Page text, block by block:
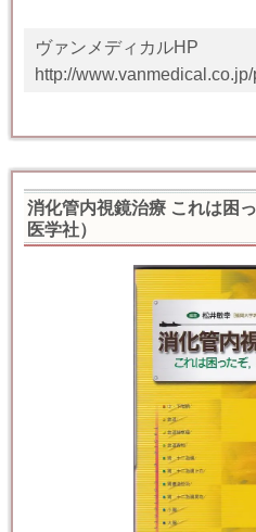
ヴァンメディカルHP
http://
消化管内視鏡治療 これは困
医学社）